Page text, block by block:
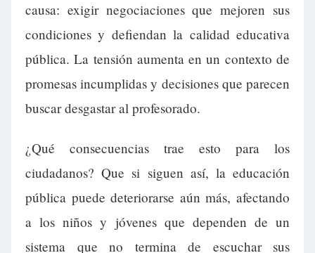
causa: exigir negociaciones que mejoren sus
condiciones y defiendan la calidad educativa
pública. La tensión aumenta en un contexto de
promesas incumplidas y decisiones que parecen
buscar desgastar al profesorado.
¿Qué consecuencias trae esto para los
ciudadanos? Que si siguen así, la educación
pública puede deteriorarse aún más, afectando
a los niños y jóvenes que dependen de un
sistema que no termina de escuchar sus